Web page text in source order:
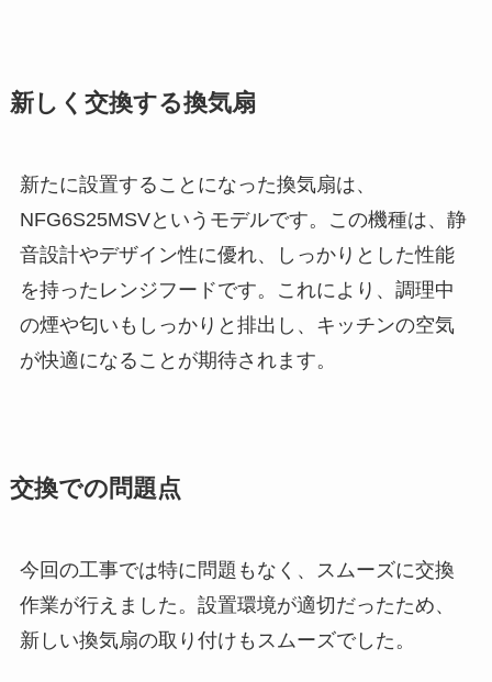
新しく交換する換気扇
新たに設置することになった換気扇は、
NFG6S25MSVというモデルです。この機種は、静
音設計やデザイン性に優れ、しっかりとした性能
を持ったレンジフードです。これにより、調理中
の煙や匂いもしっかりと排出し、キッチンの空気
が快適になることが期待されます。
交換での問題点
今回の工事では特に問題もなく、スムーズに交換
作業が行えました。設置環境が適切だったため、
新しい換気扇の取り付けもスムーズでした。